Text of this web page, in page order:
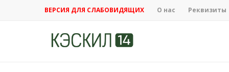
ВЕРСИЯ ДЛЯ СЛАБОВИДЯЩИХ О нас Реквизиты